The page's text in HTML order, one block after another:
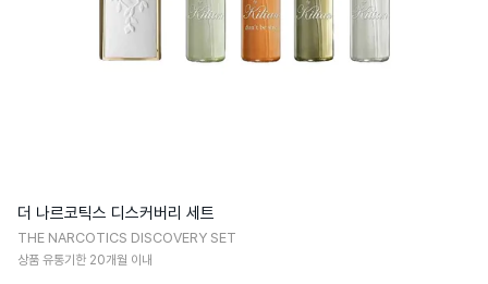
더 나르코틱스 디스커버리 세트
THE NARCOTICS DISCOVERY SET
상품 유통기한 20개월 이내